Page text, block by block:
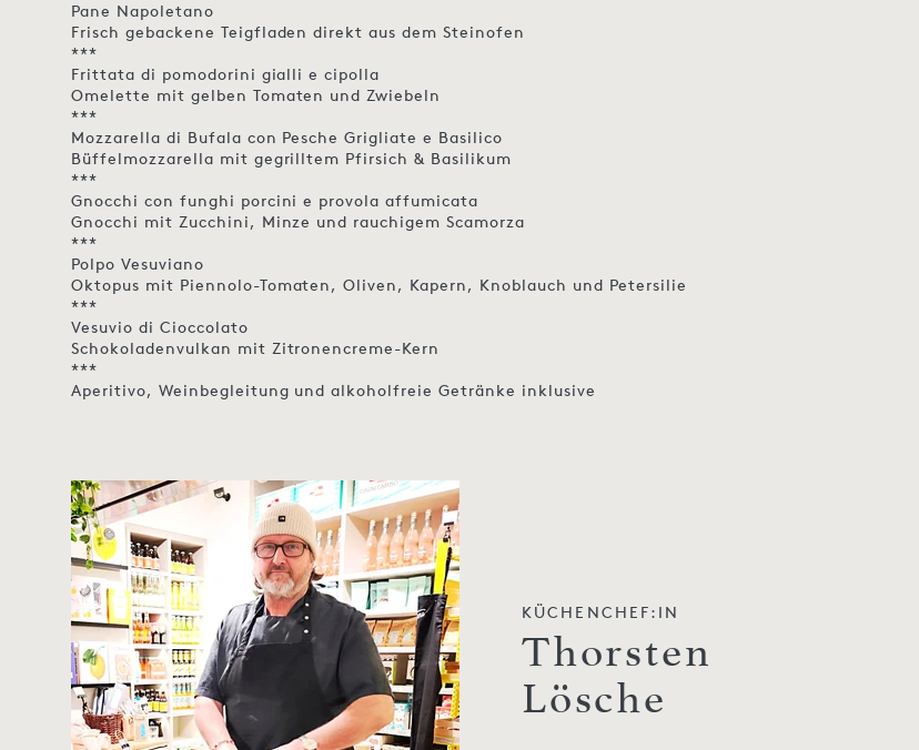
Pane Napoletano
Frisch gebackene Teigfladen direkt aus dem Steinofen
***
Frittata di pomodorini gialli e cipolla
Omelette mit gelben Tomaten und Zwiebeln
***
Mozzarella di Bufala con Pesche Grigliate e Basilico
Büffelmozzarella mit gegrilltem Pfirsich & Basilikum
***
Gnocchi con funghi porcini e provola affumicata
Gnocchi mit Zucchini, Minze und rauchigem Scamorza
***
Polpo Vesuviano
Oktopus mit Piennolo-Tomaten, Oliven, Kapern, Knoblauch und Petersilie
***
Vesuvio di Cioccolato
Schokoladenvulkan mit Zitronencreme-Kern
***
Aperitivo, Weinbegleitung und alkoholfreie Getränke inklusive
KÜCHENCHEF:IN
Thorsten
Lösche